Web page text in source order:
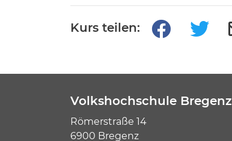
Kurs teilen:
Volkshochschule Bregenz
Römerstraße 14
6900 Bregenz